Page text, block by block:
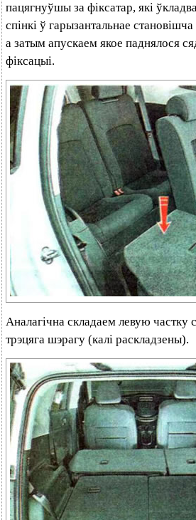
пацягнуўшы за фіксатар, які
спінкі ў гарызантальнае
а затым апускаем якое паднялося
фіксацыі.
Аналагічна складаем левую частку
трэцяга шэрагу (калі раскладзены).